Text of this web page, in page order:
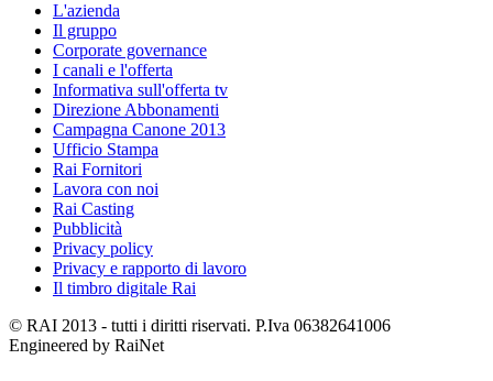
L'azienda
Il gruppo
Corporate governance
I canali e l'offerta
Informativa sull'offerta tv
Direzione Abbonamenti
Campagna Canone 2013
Ufficio Stampa
Rai Fornitori
Lavora con noi
Rai Casting
Pubblicità
Privacy policy
Privacy e rapporto di lavoro
Il timbro digitale Rai
© RAI 2013 - tutti i diritti riservati. P.Iva 06382641006
Engineered by RaiNet